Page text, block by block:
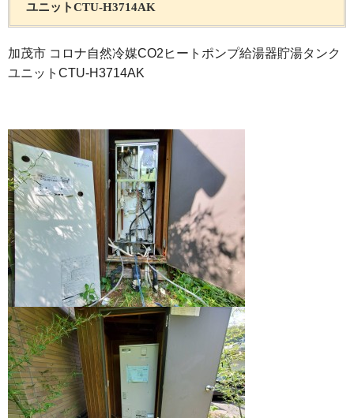
ユニットCTU-H3714AK
加茂市 コロナ自然冷媒CO2ヒートポンプ給湯器貯湯タンク
ユニットCTU-H3714AK